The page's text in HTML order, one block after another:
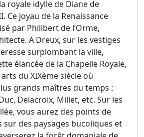
royale idylle de Diane de
Ce joyau de la Renaissance
par Philibert de l’Orme,
A Dreux, sur les vestiges
surplombant la ville,
élancée de la Chapelle Royale,
du XIXème siècle où
grands maîtres du temps :
Delacroix, Millet, etc. Sur les
vous aurez des points de
sur des paysages bucoliques et